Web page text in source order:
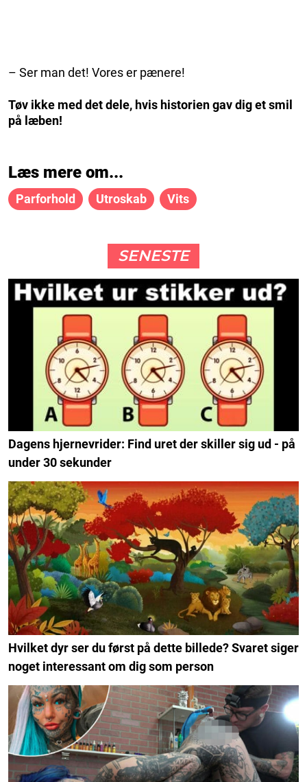
– Ser man det! Vores er pænere!
Tøv ikke med det dele, hvis historien gav dig et smil
på læben!
Læs mere om...
Parforhold Utroskab Vits
SENESTE
Dagens hjernevrider: Find uret der skiller sig ud - på
under 30 sekunder
Hvilket dyr ser du først på dette billede? Svaret siger
noget interessant om dig som person